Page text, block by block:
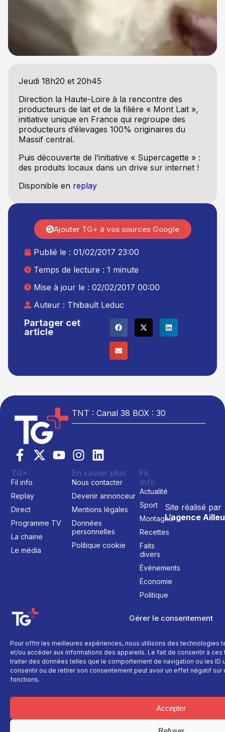
Gérer le consentement
Pour offrir les meilleures expériences, nous utilisons des technologies
et/ou accéder aux informations des appareils. Le fait de consentir à
traiter des données telles que le comportement de navigation ou les ID
consentir ou de retirer son consentement peut avoir un effet négatif
fonctions.
Accepter
Jeudi 18h20 et 20h45
Direction la Haute-Loire à la rencontre des
producteurs de lait et de la filière « Mont Lait »,
initiative unique en France qui regroupe des
producteurs d’élevages 100% originaires du
Massif central.
Puis découverte de l’initiative « Supercagette » :
des produits locaux dans un drive sur internet !
Disponible en replay
Partager cet
article
Publié le : 01/02/2017 23:00
Temps de lecture : 1 minute
Mise à jour le : 02/02/2017 00:00
Auteur : Thibault Leduc
Ajouter TG+ à vos sources Google
TNT : Canal 38 BOX : 30
Site réalisé par
L’agence
TG+
Fil info
Replay
Direct
Programme TV
La chaine
Le média
En savoir plus
Nous contacter
Devenir annonceur
Mentions légales
Données
personnelles
Politique cookie
Fil
info
Actualité
Sport
Montagne
Recettes
Faits
divers
Événements
Économie
Politique